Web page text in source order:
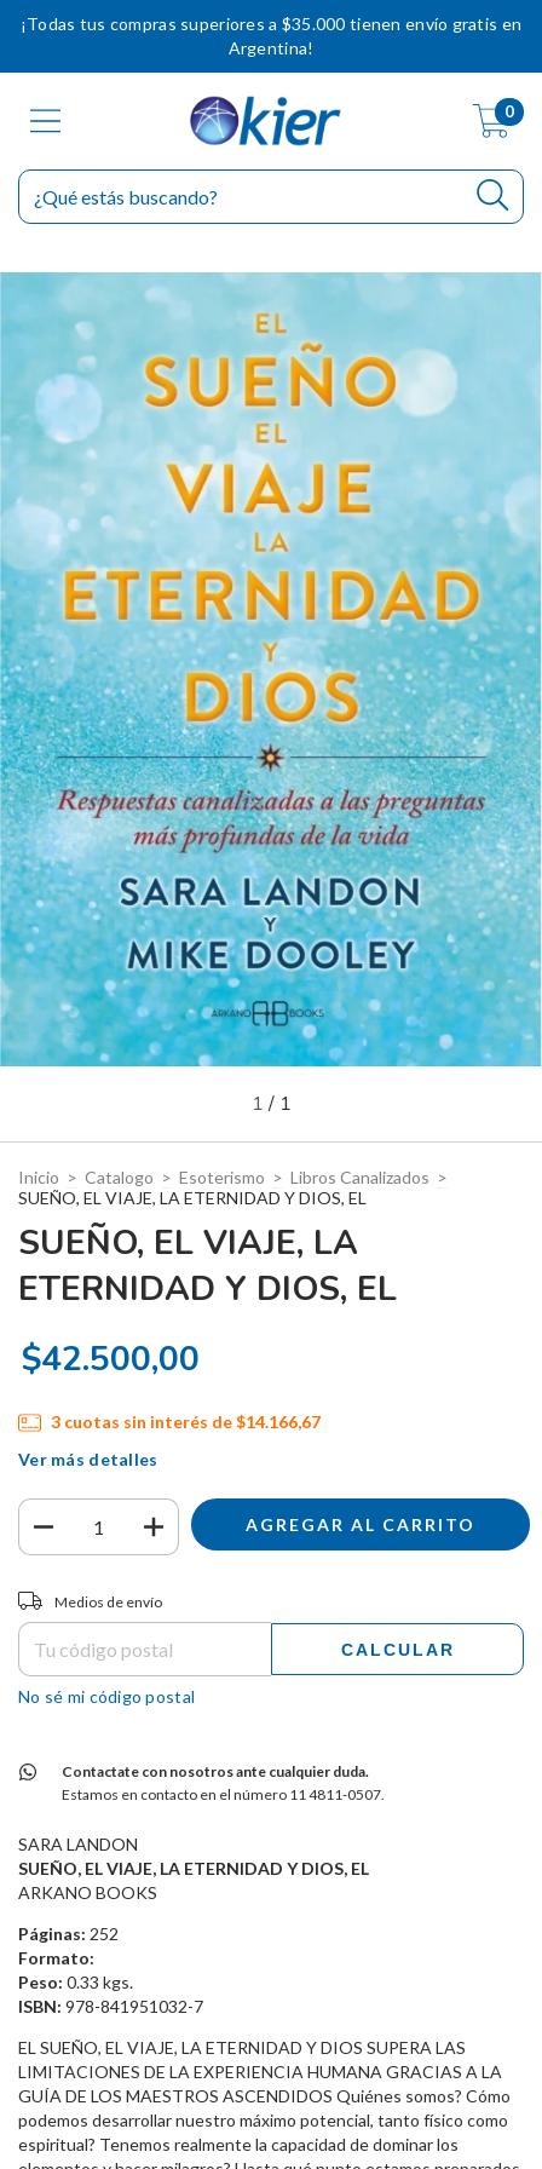
¡Todas tus compras superiores a $35.000 tienen envío gratis en
Argentina!
0
1 / 1
Inicio > Catalogo > Esoterismo > Libros Canalizados >
SUEÑO, EL VIAJE, LA ETERNIDAD Y DIOS, EL
SUEÑO, EL VIAJE, LA
ETERNIDAD Y DIOS, EL
$42.500,00
3 cuotas sin interés de$14.166,67
Ver más detalles
Entregas para el CP:
Medios de envío
CALCULAR
No sé mi código postal
Contactate con nosotros ante cualquier duda.
Estamos en contacto en el número 11 4811-0507.
SARA LANDON
SUEÑO, EL VIAJE, LA ETERNIDAD Y DIOS, EL
ARKANO BOOKS
Páginas: 252
Formato:
Peso: 0.33 kgs.
ISBN: 978-841951032-7
EL SUEÑO, EL VIAJE, LA ETERNIDAD Y DIOS SUPERA LAS
LIMITACIONES DE LA EXPERIENCIA HUMANA GRACIAS A LA
GUÍA DE LOS MAESTROS ASCENDIDOS Quiénes somos? Cómo
podemos desarrollar nuestro máximo potencial, tanto físico como
espiritual? Tenemos realmente la capacidad de dominar los